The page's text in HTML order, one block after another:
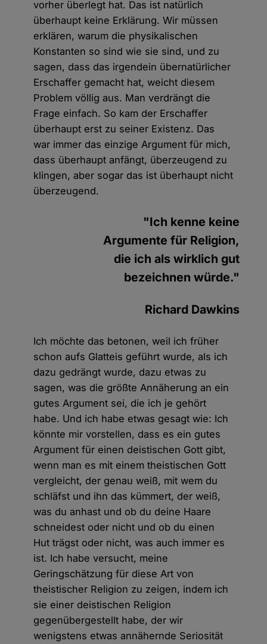
vorher überlegt hat. Das ist natürlich
überhaupt keine Erklärung. Wir müssen
erklären, warum die physikalischen
Konstanten so sind wie sie sind, und zu
sagen, dass das irgendein übernatürlicher
Erschaffer gemacht hat, weicht diesem
Problem völlig aus. Man verdrängt die
Frage einfach. So kam der Erschaffer
überhaupt erst zu seiner Existenz. Das
war immer das einzige Argument für mich,
dass überhaupt anfängt, überzeugend zu
klingen, aber sogar das ist überhaupt nicht
überzeugend.
"Ich kenne keine
Argumente für Religion,
die ich als wirklich gut
bezeichnen würde."
Richard Dawkins
Ich möchte das betonen, weil ich früher
schon aufs Glatteis geführt wurde, als ich
dazu gedrängt wurde, dazu etwas zu
sagen, was die größte Annäherung an ein
gutes Argument sei, die ich je gehört
habe. Und ich habe etwas gesagt wie: Ich
könnte mir vorstellen, dass es ein gutes
Argument für einen deistischen Gott gibt,
wenn man es mit einem theistischen Gott
vergleicht, der genau weiß, mit wem du
schläfst und ihn das kümmert, der weiß,
was du anhast und ob du deine Haare
schneidest oder nicht und ob du einen
Hut trägst oder nicht, was auch immer es
ist. Ich habe versucht, meine
Geringschätzung für diese Art von
theistischer Religion zu zeigen, indem ich
sie einer deistischen Religion
gegenübergestellt habe, der wir
wenigstens etwas annähernde Seriosität